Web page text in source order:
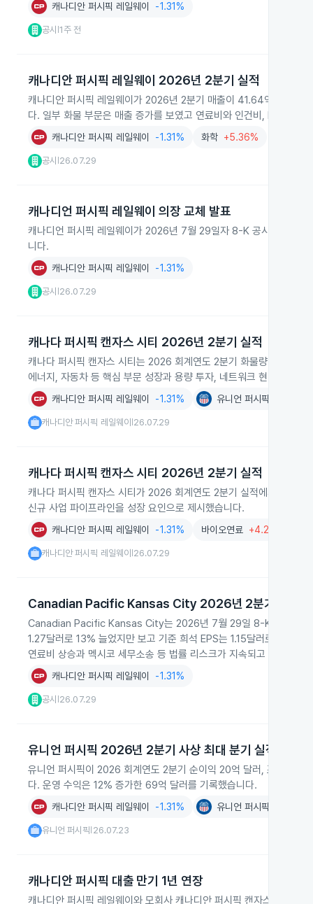
캐나디안 퍼시픽 레일웨이 -1.31%
공시 |1주 전
캐나디안 퍼시픽 레일웨이 2026년 2분기 실적
캐나디안 퍼시픽 레일웨이가 2026년 2분기 매출이 41.64억 캐나다
다. 일부 화물 부문은 매출 증가를 보였고 연료비와 인건비, KCS 인수
캐나디안 퍼시픽 레일웨이 -1.31% 화학 +5.36%
공시 26.07.29
캐나디언 퍼시픽 레일웨이 의장 교체 발표
캐나디언 퍼시픽 레일웨이가 2026년 7월 29일자 8-K 공시와 보도
니다.
캐나디안 퍼시픽 레일웨이 -1.31%
공시 26.07.29
캐나다 퍼시픽 캔자스 시티 2026년 2분기 실적
캐나다 퍼시픽 캔자스 시티는 2026 회계연도 2분기 화물량이 4%,
에너지, 자동차 등 핵심 부문 성장과 용량 투자, 네트워크 현대화, 주
캐나디안 퍼시픽 레일웨이 -1.31% 유니언 퍼시픽
캐나디안 퍼시픽 레일웨이 26.07.29
캐나다 퍼시픽 캔자스 시티 2026년 2분기 실적
캐나다 퍼시픽 캔자스 시티가 2026 회계연도 2분기 실적에서 복합운
신규 사업 파이프라인을 성장 요인으로 제시했습니다.
캐나디안 퍼시픽 레일웨이 -1.31% 바이오연료 +4.26%
캐나디안 퍼시픽 레일웨이 26.07.29
Canadian Pacific Kansas City 2026년 2분기 실적
Canadian Pacific Kansas City는 2026년 7월 29일 8-K 공시로 캐
1.27달러로 13% 늘었지만 보고 기준 희석 EPS는 1.15달러로 14%
연료비 상승과 멕시코 세무소송 등 법률 리스크가 지속되고 있습니다.
캐나디안 퍼시픽 레일웨이 -1.31%
공시 26.07.29
유니언 퍼시픽 2026년 2분기 사상 최대 분기 실적
유니언 퍼시픽이 2026 회계연도 2분기 순이익 20억 달러, 조정 주당
다. 운영 수익은 12% 증가한 69억 달러를 기록했습니다.
캐나디안 퍼시픽 레일웨이 -1.31% 유니언 퍼시픽
유니언 퍼시픽 26.07.23
캐나디안 퍼시픽 대출 만기 1년 연장
캐나디안 퍼시픽 레일웨이와 모회사 캐나디안 퍼시픽 캔자스 시티